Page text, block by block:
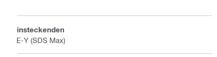
Einsteckenden
TE-Y (SDS Max)